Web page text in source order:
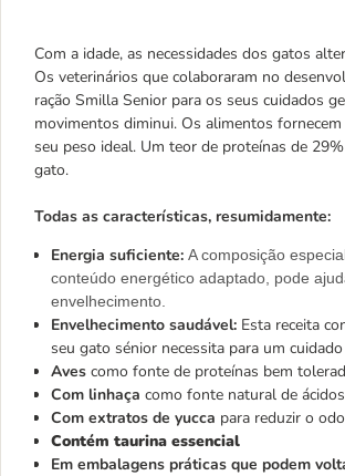
Com a idade, as necessidades dos gatos
Os veterinários que colaboraram no
ração Smilla Senior para os seus cuidados
movimentos diminui. Os alimentos
seu peso ideal. Um teor de proteínas de
gato.
Todas as características, resumidamente:
Energia suficiente: A composição
conteúdo energético adaptado, pode
envelhecimento.
Envelhecimento saudável: Esta receita
seu gato sénior necessita para um
Aves como fonte de proteínas bem
Com linhaça como fonte natural de
Com extratos de yucca para reduzir o
Contém taurina essencial
Em embalagens práticas que podem